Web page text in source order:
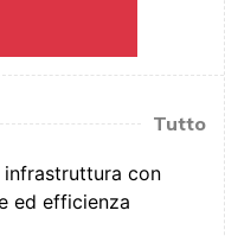
Tutto
infrastruttura con
ed efficienza